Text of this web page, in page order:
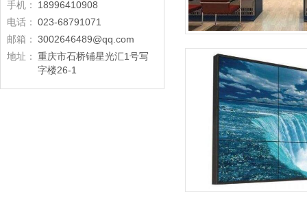
手机：
18996410908
电话： 023-68791071
邮箱： 3002646489@qq.com
地址： 重庆市石桥铺星光汇1号写
字楼26-1